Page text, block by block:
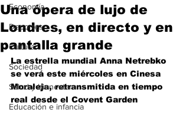
Economía
Deportes
Cultura
Sociedad
Salud y bienestar
Educación e infancia
Una ópera de lujo de
Londres, en directo y en
pantalla grande
La estrella mundial Anna Netrebko
se verá este miércoles en Cinesa
Moraleja, retransmitida en tiempo
real desde el Covent Garden